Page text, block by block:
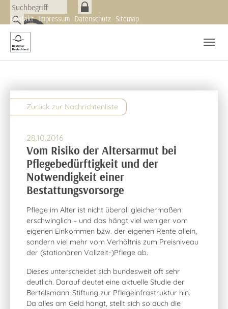
Skip to main navigation
Zum Hauptinhalt springen
Skip to page footer
Kontakt Impressum Datenschutz Sitemap
Zurück zur Nachrichtenliste
28.10.2016
Vom Risiko der Altersarmut bei
Pflegebedürftigkeit und der
Notwendigkeit einer
Bestattungsvorsorge
Pflege im Alter ist nicht überall gleichermaßen
erschwinglich – und das hängt viel weniger vom
eigenen Einkommen bzw. der eigenen Rente allein,
sondern viel mehr vom Verhältnis zum Preisniveau
der (stationären Vollzeit-)Pflege ab.
Dieses unterscheidet sich bundesweit oft sehr
deutlich. Darauf deutet eine aktuelle Studie der
Bertelsmann-Stiftung zur Pflegeinfrastruktur hin.
Da alles am Geld hängt, stellt sich so auch die